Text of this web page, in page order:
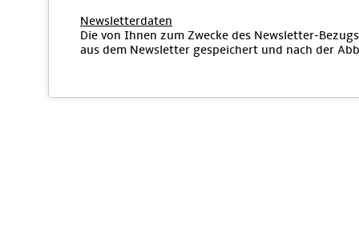
Newsletterdaten
Die von Ihnen zum Zwecke des Newsletter-
aus dem Newsletter gespeichert und nach der